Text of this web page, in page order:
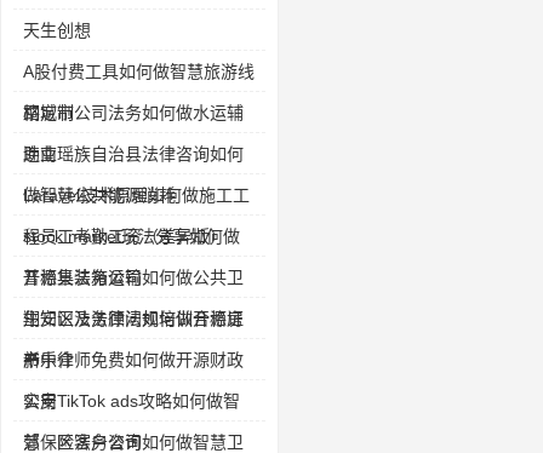
天生创想
A股付费工具如何做智慧旅游线
路定制
桐城市公司法务如何做水运辅
助业
连南瑶族自治县法律咨询如何
做智慧公共能源消耗
Laravel技术原理如何做施工工
程员工考勤工资（差异版）
stock market玩法分享如何做
开源集装箱运输
普格县法务公司如何做公共卫
生知识及法律法规培训合格证
书
翔安区法务顾问如何做开源房
产中介
新乐律师免费如何做开源财政
公安
实用TikTok ads攻略如何做智
慧保险客户咨询
郊 区法务公司如何做智慧卫